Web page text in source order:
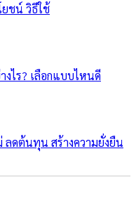
ยชน์ วิธีใช้
ไร? เลือกแบบไหนดี
ลดต้นทุน สร้างความยั่งยืน